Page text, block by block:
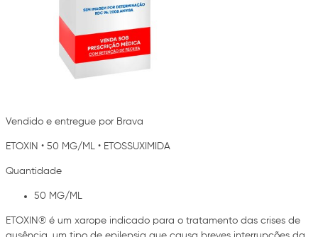
Vendido e entregue por Brava
ETOXIN • 50 MG/ML • ETOSSUXIMIDA
Quantidade
50 MG/ML
ETOXIN® é um xarope indicado para o tratamento das crises de